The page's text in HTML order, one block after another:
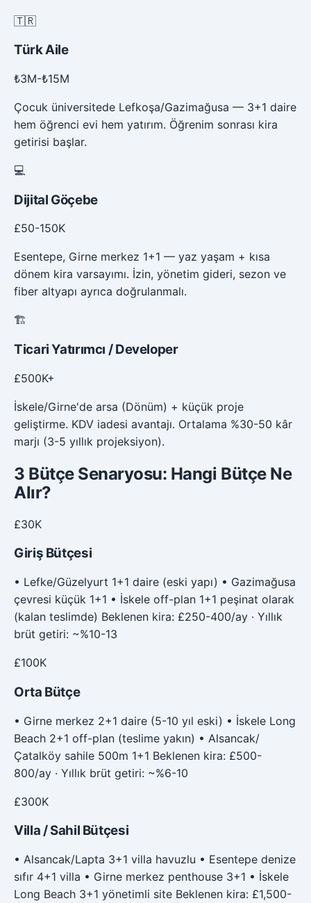
🇹🇷
Türk Aile
₺3M-₺15M
Çocuk üniversitede Lefkoşa/Gazimağusa — 3+1 daire
hem öğrenci evi hem yatırım. Öğrenim sonrası kira
getirisi başlar.
💻
Dijital Göçebe
£50-150K
Esentepe, Girne merkez 1+1 — yaz yaşam + kısa
dönem kira varsayımı. İzin, yönetim gideri, sezon ve
fiber altyapı ayrıca doğrulanmalı.
🏗️
Ticari Yatırımcı / Developer
£500K+
İskele/Girne'de arsa (Dönüm) + küçük proje
geliştirme. KDV iadesi avantajı. Ortalama %30-50 kâr
marjı (3-5 yıllık projeksiyon).
3 Bütçe Senaryosu: Hangi Bütçe Ne
Alır?
£30K
Giriş Bütçesi
• Lefke/Güzelyurt 1+1 daire (eski yapı) • Gazimağusa
çevresi küçük 1+1 • İskele off-plan 1+1 peşinat olarak
(kalan teslimde) Beklenen kira: £250-400/ay · Yıllık
brüt getiri: ~%10-13
£100K
Orta Bütçe
• Girne merkez 2+1 daire (5-10 yıl eski) • İskele Long
Beach 2+1 off-plan (teslime yakın) • Alsancak/
Çatalköy sahile 500m 1+1 Beklenen kira: £500-
800/ay · Yıllık brüt getiri: ~%6-10
£300K
Villa / Sahil Bütçesi
• Alsancak/Lapta 3+1 villa havuzlu • Esentepe denize
sıfır 4+1 villa • Girne merkez penthouse 3+1 • İskele
Long Beach 3+1 yönetimli site Beklenen kira: £1,500-